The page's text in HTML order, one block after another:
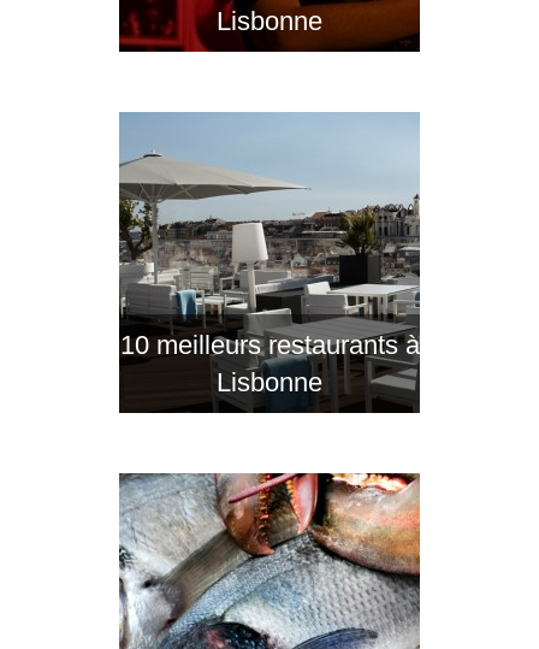
Lisbonne
10 meilleurs restaurants à
Lisbonne